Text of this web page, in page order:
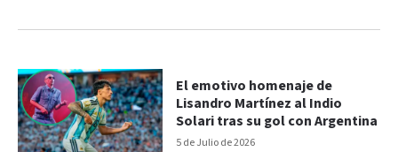
5 de Julio de 2026
El emotivo homenaje de
Lisandro Martínez al Indio
Solari tras su gol con Argentina